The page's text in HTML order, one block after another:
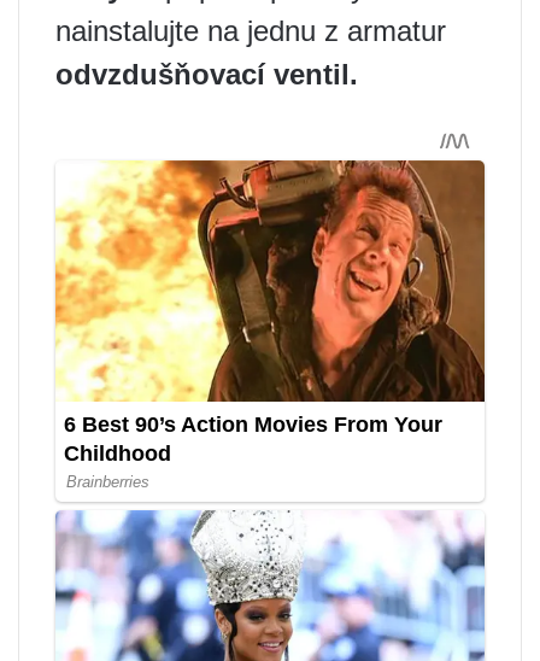
nainstalujte na jednu z armatur
odvzdušňovací ventil.